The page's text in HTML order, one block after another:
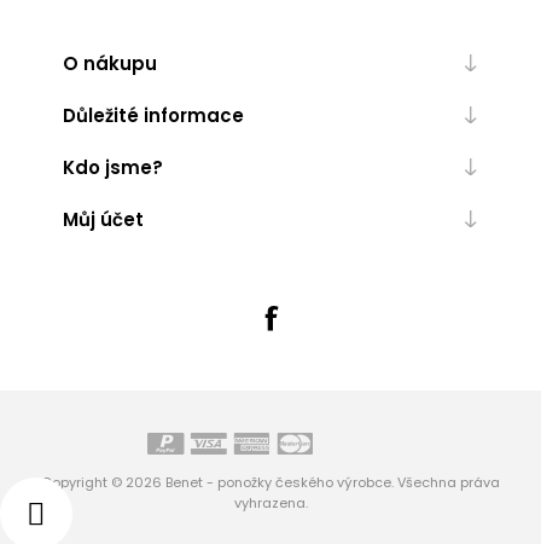
O nákupu
Důležité informace
Kdo jsme?
Můj účet
Copyright © 2026 Benet - ponožky českého výrobce. Všechna práva
vyhrazena.